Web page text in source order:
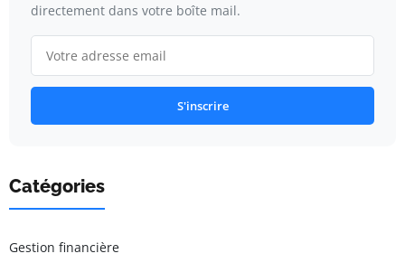
directement dans votre boîte mail.
S'inscrire
Catégories
Gestion financière